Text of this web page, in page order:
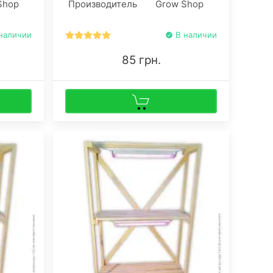
качественной аэрацией и
Производитель Grow Shop
В наличии
85 грн.